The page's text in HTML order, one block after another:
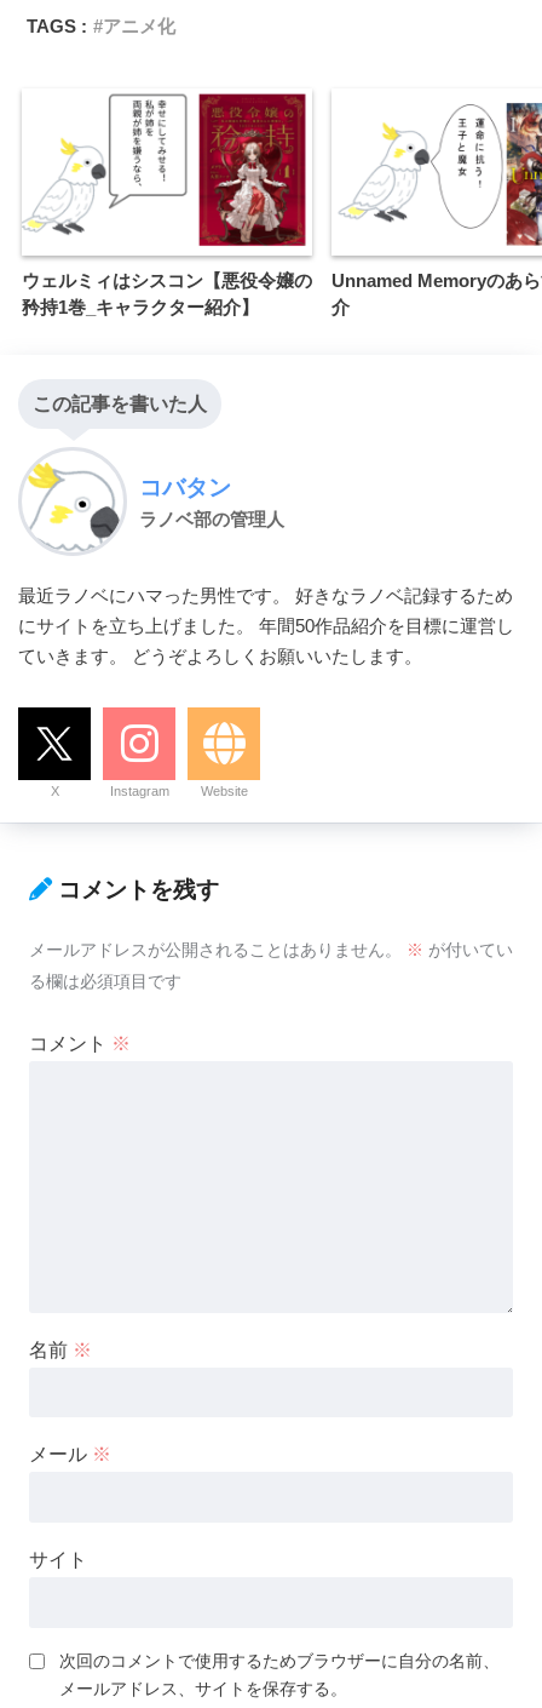
TAGS :
アニメ化
ウェルミィはシスコン【悪役令嬢の
矜持1巻_キャラクター紹介】
Unnamed Memoryのあ
介
この記事を書いた人
コバタン
ラノベ部の管理人
最近ラノベにハマった男性です。 好きなラノベ記録するため
にサイトを立ち上げました。 年間50作品紹介を目標に運営し
ていきます。 どうぞよろしくお願いいたします。
X Instagram Website
コメントを残す
メールアドレスが公開されることはありません。 ※ が付いてい
る欄は必須項目です
コメント ※
名前 ※
メール ※
サイト
次回のコメントで使用するためブラウザーに自分の名前、
メールアドレス、サイトを保存する。